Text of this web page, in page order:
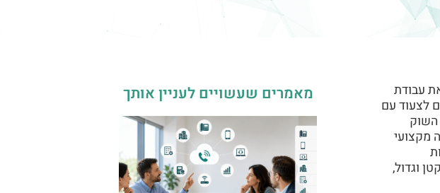
עבודת
לצעוד עם
השוק
מקצועי
וגדול,
מאמרים שעשויים לעניין אותך